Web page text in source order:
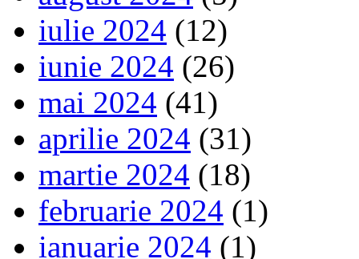
iulie 2024 (12)
iunie 2024 (26)
mai 2024 (41)
aprilie 2024 (31)
martie 2024 (18)
februarie 2024 (1)
ianuarie 2024 (1)